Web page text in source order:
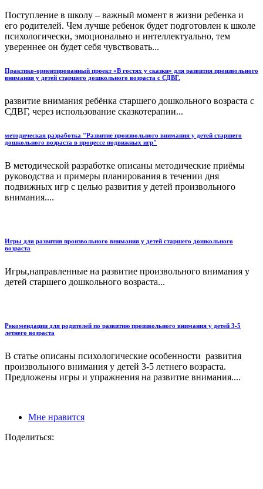
Поступление в школу – важный момент в жизни ребенка и
его родителей. Чем лучше ребенок будет подготовлен к школе
психологически, эмоционально и интеллектуально, тем
увереннее он будет себя чувствовать...
Практико-ориентированный проект «В гостях у сказки» для развития произвольного
внимания у детей старшего дошкольного возраста с СДВГ.
развитие внимания ребёнка старшего дошкольного возраста с
СДВГ, через использование сказкотерапии...
методическая разработка "Развитие произвольного внимания у детей старшего
дошкольного возраста в процессе подвижных игр"
В методической разработке описаны методические приёмы
руководства и примеры планирования в течении дня
подвижных игр с целью развития у детей произвольного
внимания....
Игры для развития произвольного внимания у детей старшего дошкольного
возраста
Игры,направленные на развитие произвольного внимания у
детей старшего дошкольного возраста...
Рекомендации для родителей по развитию произвольного внимания у детей 3-5
летнего возраста
В статье описаны психологические особенности развития
произвольного внимания у детей 3-5 летнего возраста.
Предложены игры и упражнения на развитие внимания....
Мне нравится
Поделиться: